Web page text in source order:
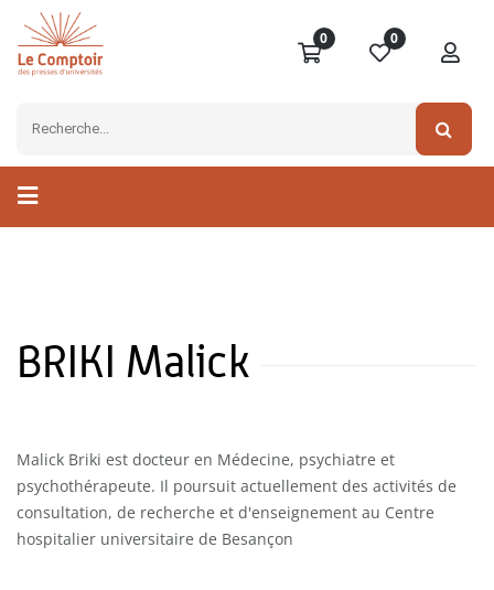
0 0
BRIKI Malick
Malick Briki est docteur en Médecine, psychiatre et
psychothérapeute. Il poursuit actuellement des activités de
consultation, de recherche et d'enseignement au Centre
hospitalier universitaire de Besançon